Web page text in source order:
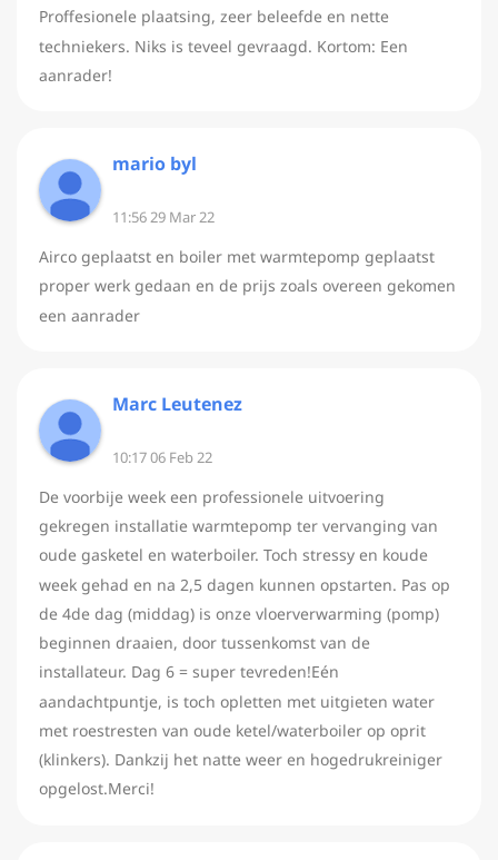
Proffesionele plaatsing, zeer beleefde en nette
techniekers. Niks is teveel gevraagd. Kortom: Een
aanrader!
mario byl
11:56 29 Mar 22
Airco geplaatst en boiler met warmtepomp geplaatst
proper werk gedaan en de prijs zoals overeen gekomen
een aanrader
Marc Leutenez
10:17 06 Feb 22
De voorbije week een professionele uitvoering
gekregen installatie warmtepomp ter vervanging van
oude gasketel en waterboiler. Toch stressy en koude
week gehad en na 2,5 dagen kunnen opstarten. Pas op
de 4de dag (middag) is onze vloerverwarming (pomp)
beginnen draaien, door tussenkomst van de
installateur. Dag 6 = super tevreden!Eén
aandachtpuntje, is toch opletten met uitgieten water
met roestresten van oude ketel/waterboiler op oprit
(klinkers). Dankzij het natte weer en hogedrukreiniger
opgelost.Merci!